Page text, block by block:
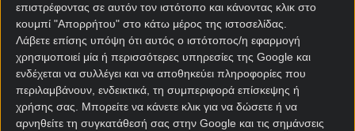
επιστρέφοντας σε αυτόν τον ιστότοπο και κάνοντας κλικ στο
κουμπί "Απορρήτου" στο κάτω μέρος της ιστοσελίδας.
Λάβετε επίσης υπόψη ότι αυτός ο ιστότοπος/η εφαρμογή
χρησιμοποιεί μία ή περισσότερες υπηρεσίες της Google και
ενδέχεται να συλλέγει και να αποθηκεύει πληροφορίες που
περιλαμβάνουν, ενδεικτικά, τη συμπεριφορά επίσκεψης ή
χρήσης σας. Μπορείτε να κάνετε κλικ για να δώσετε ή να
αρνηθείτε τη συγκατάθεσή σας στην Google και τις σημάνσεις
Από την άλλη η Δανία έχει τουλάχιστον δέκα σουτ
στα οκτώ από τα πρόσφατα 11 εκτός έδρας
παιχνίδια της, γεγονός που καταδεικνύει το πόσο
επιθετικογενής ομάδα είναι. Επίσης έχει μια έφεση
στο να κερδίζει κόρνερ, με τουλάχιστον επτά στα
δέκα πρόσφατα παιχνίδια της.